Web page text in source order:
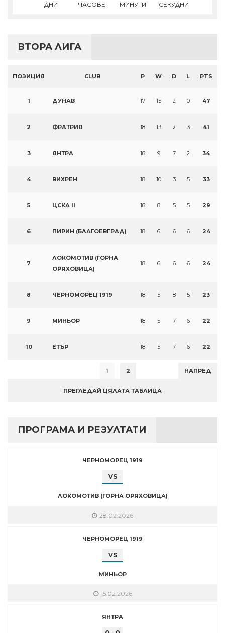
ДНИ ЧАСОВЕ МИНУТИ СЕКУДНИ
ВТОРА ЛИГА
ПОЗИЦИЯ CLUB P W D L PTS
1 ДУНАВ 17 15 2 0 47
2 ФРАТРИЯ 18 13 2 3 41
3 ЯНТРА 18 9 7 2 34
4 ВИХРЕН 18 10 3 5 33
5 ЦСКА II 18 8 5 5 29
6 ПИРИН (БЛАГОЕВГРАД) 18 6 6 6 24
7
ЛОКОМОТИВ (ГОРНА
ОРЯХОВИЦА)
18 6 6 6 24
8 ЧЕРНОМОРЕЦ 1919 18 5 8 5 23
9 МИНЬОР 18 5 7 6 22
10 ЕТЪР 18 5 7 6 22
1 2 НАПРЕД
ПРЕГЛЕДАЙ ЦЯЛАТА ТАБЛИЦА
ПРОГРАМА И РЕЗУЛТАТИ
ЧЕРНОМОРЕЦ 1919
VS
ЛОКОМОТИВ (ГОРНА ОРЯХОВИЦА)
28.02.2026
ЧЕРНОМОРЕЦ 1919
VS
МИНЬОР
15.02.2026
ЯНТРА